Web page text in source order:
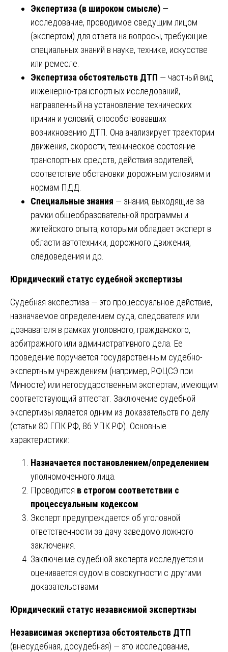
Экспертиза (в широком смысле) —
исследование, проводимое сведущим лицом
(экспертом) для ответа на вопросы, требующие
специальных знаний в науке, технике, искусстве
или ремесле.
Экспертиза обстоятельств ДТП — частный вид
инженерно-транспортных исследований,
направленный на установление технических
причин и условий, способствовавших
возникновению ДТП. Она анализирует траектории
движения, скорости, техническое состояние
транспортных средств, действия водителей,
соответствие обстановки дорожным условиям и
нормам ПДД.
Специальные знания — знания, выходящие за
рамки общеобразовательной программы и
житейского опыта, которыми обладает эксперт в
области автотехники, дорожного движения,
следоведения и др.
Юридический статус судебной экспертизы
Судебная экспертиза — это процессуальное действие,
назначаемое определением суда, следователя или
дознавателя в рамках уголовного, гражданского,
арбитражного или административного дела. Ее
проведение поручается государственным судебно-
экспертным учреждениям (например, РФЦСЭ при
Минюсте) или негосударственным экспертам, имеющим
соответствующий аттестат. Заключение судебной
экспертизы является одним из доказательств по делу
(статьи 80 ГПК РФ, 86 УПК РФ). Основные
характеристики:
Назначается постановлением/определением
уполномоченного лица.
Проводится в строгом соответствии с
процессуальным кодексом
Эксперт предупреждается об уголовной
ответственности за дачу заведомо ложного
заключения.
Заключение судебной эксперта исследуется и
оценивается судом в совокупности с другими
доказательствами.
Юридический статус независимой экспертизы
Независимая экспертиза обстоятельств ДТП
(внесудебная, досудебная) — это исследование,